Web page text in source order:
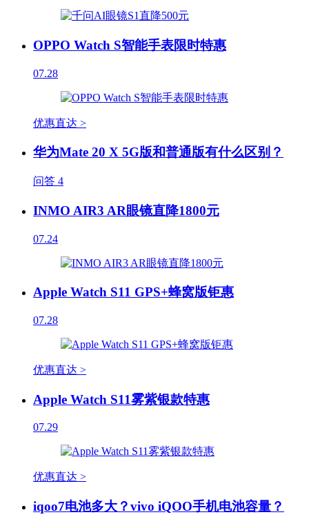
OPPO Watch S智能手表限时特惠
07.28
优惠直达 >
华为Mate 20 X 5G版和普通版有什么区别？
问答 4
INMO AIR3 AR眼镜直降1800元
07.24
Apple Watch S11 GPS+蜂窝版钜惠
07.28
优惠直达 >
Apple Watch S11雾紫银款特惠
07.29
优惠直达 >
iqoo7电池多大？vivo iQOO手机电池容量？